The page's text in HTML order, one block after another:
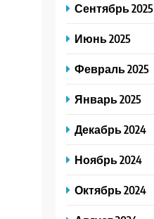
Сентябрь 2025
Июнь 2025
Февраль 2025
Январь 2025
Декабрь 2024
Ноябрь 2024
Октябрь 2024